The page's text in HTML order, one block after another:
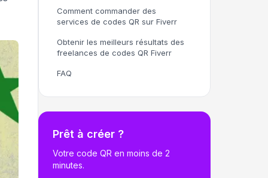
Comment commander des
services de codes QR sur Fiverr
Obtenir les meilleurs résultats des
freelances de codes QR Fiverr
FAQ
Prêt à créer ?
Votre code QR en moins de 2
minutes.